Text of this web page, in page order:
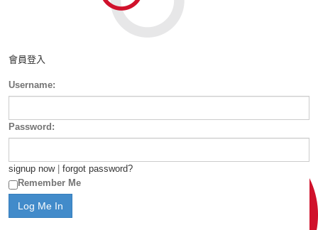
會員登入
Username:
Password:
signup now| forgot password?
Remember Me